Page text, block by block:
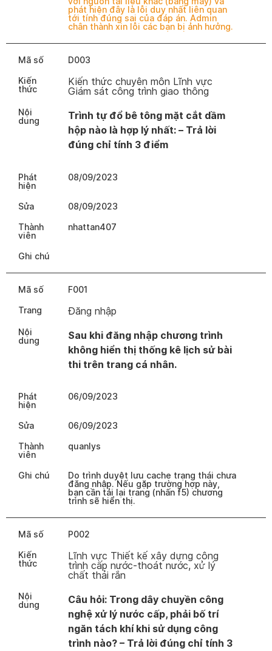
phát hiện đây là lỗi duy nhất liên quan
tới tính đúng sai của đáp án. Admin
chân thành xin lỗi các bạn bị ảnh hưởng.
Mã số
D003
Kiến
thức
Kiến thức chuyên môn Lĩnh vực
Giám sát công trình giao thông
Nội
dung
Trình tự đổ bê tông mặt cắt dầm
hộp nào là hợp lý nhất: – Trả lời
đúng chỉ tính 3 điểm
Phát
hiện
08/09/2023
Sửa
08/09/2023
Thành
viên
nhattan407
Ghi chú
Mã số
F001
Trang
Đăng nhập
Nội
dung
Sau khi đăng nhập chương trình
không hiển thị thống kê lịch sử bài
thi trên trang cá nhân.
Phát
hiện
06/09/2023
Sửa
06/09/2023
Thành
viên
quanlys
Ghi chú
Do trình duyệt lưu cache trạng thái chưa
đăng nhập. Nếu gặp trường hợp này,
bạn cần tải lại trang (nhấn f5) chương
trình sẽ hiển thị.
Mã số
P002
Kiến
thức
Lĩnh vực Thiết kế xây dựng công
trình cấp nước-thoát nước, xử lý
chất thải rắn
Nội
dung
Câu hỏi: Trong dây chuyền công
nghệ xử lý nước cấp, phải bố trí
ngăn tách khí khi sử dụng công
trình nào? – Trả lời đúng chỉ tính 3